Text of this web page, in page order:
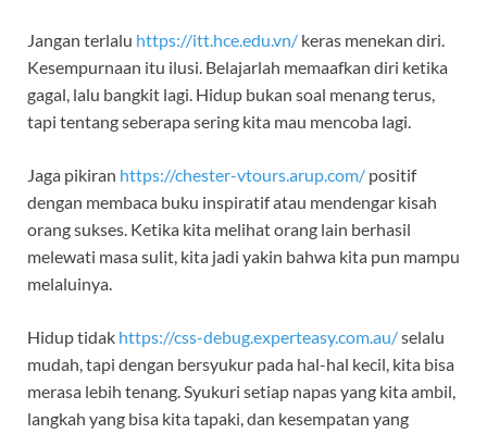
Jangan terlalu https://itt.hce.edu.vn/ keras menekan diri.
Kesempurnaan itu ilusi. Belajarlah memaafkan diri ketika
gagal, lalu bangkit lagi. Hidup bukan soal menang terus,
tapi tentang seberapa sering kita mau mencoba lagi.
Jaga pikiran https://chester-vtours.arup.com/ positif
dengan membaca buku inspiratif atau mendengar kisah
orang sukses. Ketika kita melihat orang lain berhasil
melewati masa sulit, kita jadi yakin bahwa kita pun mampu
melaluinya.
Hidup tidak https://css-debug.experteasy.com.au/selalu
mudah, tapi dengan bersyukur pada hal-hal kecil, kita bisa
merasa lebih tenang. Syukuri setiap napas yang kita ambil,
langkah yang bisa kita tapaki, dan kesempatan yang